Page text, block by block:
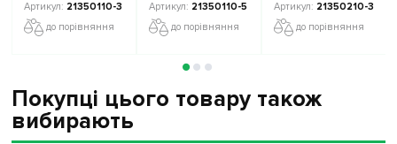
21350110-3
до порівняння
21350110-5
до порівняння
21350210-3
до порівняння
Покупці цього товару також
вибирають